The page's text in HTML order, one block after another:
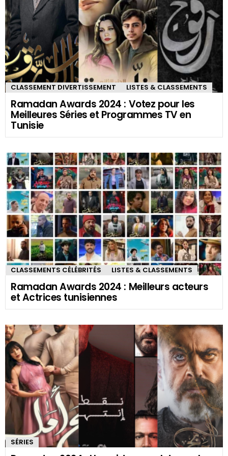
CLASSEMENT DIVERTISSEMENT LISTES & CLASSEMENTS
Ramadan Awards 2024 : Votez pour les
Meilleures Séries et Programmes TV en
Tunisie
CLASSEMENTS CÉLÉBRITÉS LISTES & CLASSEMENTS
Ramadan Awards 2024 : Meilleurs acteurs
et Actrices tunisiennes
SÉRIES